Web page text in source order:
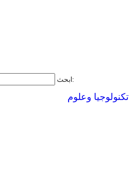
ابحث ابحث عن:
تكنولوجيا وعلوم